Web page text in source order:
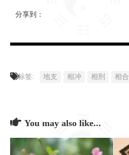
分享到：
标签: 地支 相冲 相刑 相合
You may also like...